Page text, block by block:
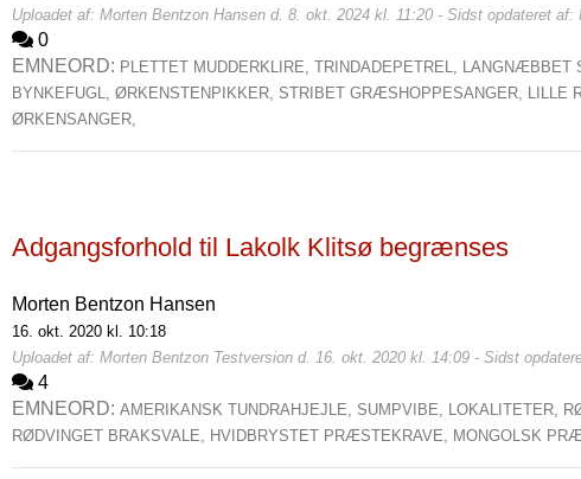
Uploadet af: Morten Bentzon Hansen d. 8. okt. 2024 kl. 11:20 - Sidst opdateret
0
EMNEORD: PLETTET MUDDERKLIRE,TRINDADEPETREL, LANGNÆBBET
BYNKEFUGL,ØRKENSTENPIKKER, STRIBET GRÆSHOPPESANGER, LILLE
ØRKENSANGER,
Adgangsforhold til Lakolk Klitsø begrænses
Morten Bentzon Hansen
16. okt. 2020 kl. 10:18
Uploadet af: Morten Bentzon Testversion d. 16. okt. 2020 kl. 14:09 - Sidst
4
EMNEORD:AMERIKANSK TUNDRAHJEJLE, SUMPVIBE, LOKALITETER,
RØDVINGET BRAKSVALE, HVIDBRYSTET PRÆSTEKRAVE, MONGOLSK